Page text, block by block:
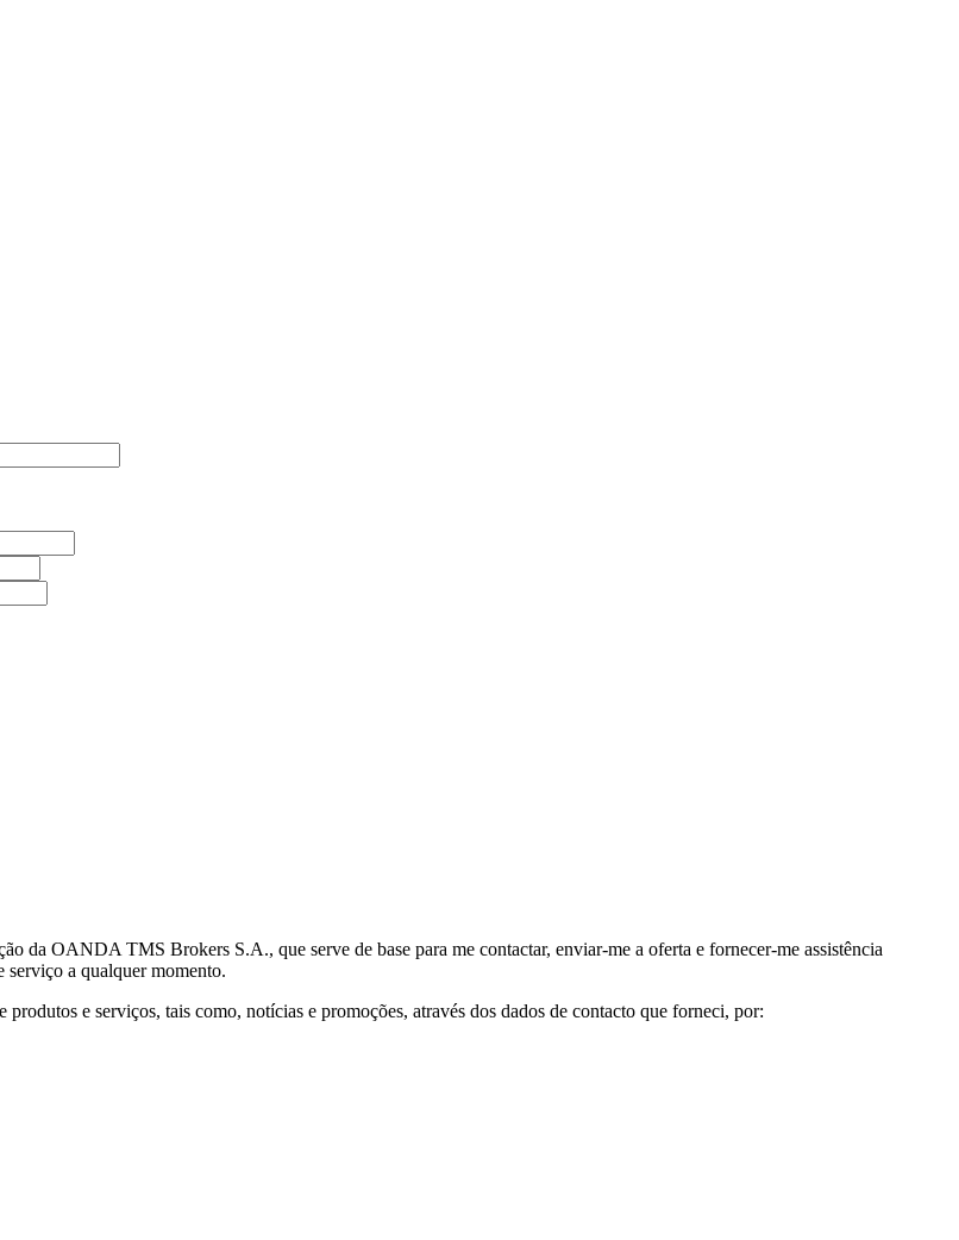
da OANDA TMS Brokers S.A., que serve de base para me contactar, enviar-me a oferta e fornecer-me assistência
serviço a qualquer momento.
e serviços, tais como, notícias e promoções, através dos dados de contacto que forneci, por: